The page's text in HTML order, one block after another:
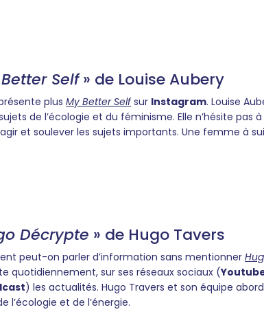
Self» de Louise Aubery
plusMy Better Self sur Instagram. Louise
de l’écologie et du féminisme. Elle n’hésite pas
et soulever les sujets importants. Une femme à
Décrypte » de Hugo Tavers
peut-on parler d’information sans mentionner
quotidiennement, sur ses réseaux sociaux (
) les actualités. Hugo Travers et son équipe
l’écologie et de l’énergie.